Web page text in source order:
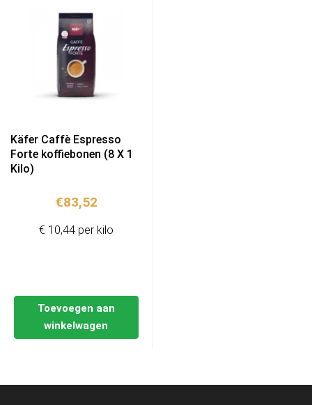
Käfer Caffè Espresso
Forte koffiebonen (8 X 1
Kilo)
€83,52
Toevoegen aan
winkelwagen
€ 10,44 per kilo